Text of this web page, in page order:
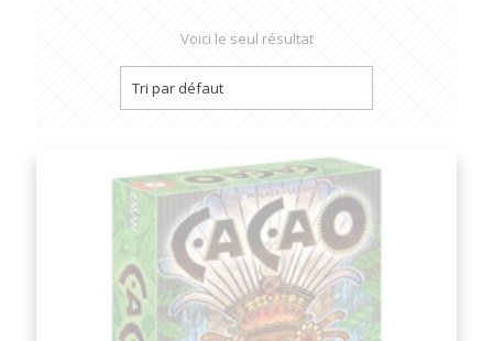
Voici le seul résultat